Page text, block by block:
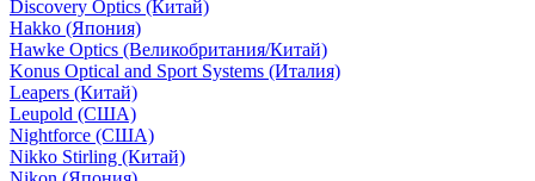
Discovery Optics (Китай)
Hakko (Япония)
Hawke Optics (Великобритания/Китай)
Konus Optical and Sport Systems (Италия)
Leapers (Китай)
Leupold (США)
Nightforce (США)
Nikko Stirling (Китай)